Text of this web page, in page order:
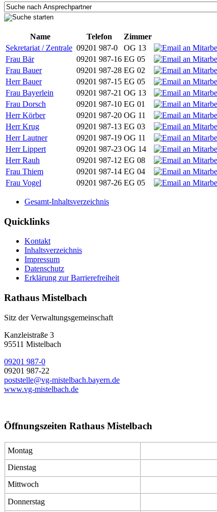
Name
Telefon Zimmer
Sekretariat / Zentrale 09201 987-0 OG 13
Frau Bär
09201 987-16 EG 05
Frau Bauer
09201 987-28 EG 02
Herr Bauer
09201 987-15 EG 05
Frau Bayerlein
09201 987-21 OG 13
Frau Dorsch
09201 987-10 EG 01
Herr Körber
09201 987-20 OG 11
Herr Krug
09201 987-13 EG 03
Herr Lautner
09201 987-19 OG 11
Herr Lippert
09201 987-23 OG 14
Herr Rauh
09201 987-12 EG 08
Frau Thiem
09201 987-14 EG 04
Frau Vogel
09201 987-26 EG 05
Gesamt-Inhaltsverzeichnis
Quicklinks
Kontakt
Inhaltsverzeichnis
Impressum
Datenschutz
Erklärung zur Barrierefreiheit
Rathaus Mistelbach
Sitz der Verwaltungsgemeinschaft
Kanzleistraße 3
95511 Mistelbach
09201 987-0
09201 987-22
poststelle@vg-mistelbach.bayern.de
www.vg-mistelbach.de
Öffnungszeiten Rathaus Mistelbach
Montag
Dienstag
Mittwoch
Donnerstag